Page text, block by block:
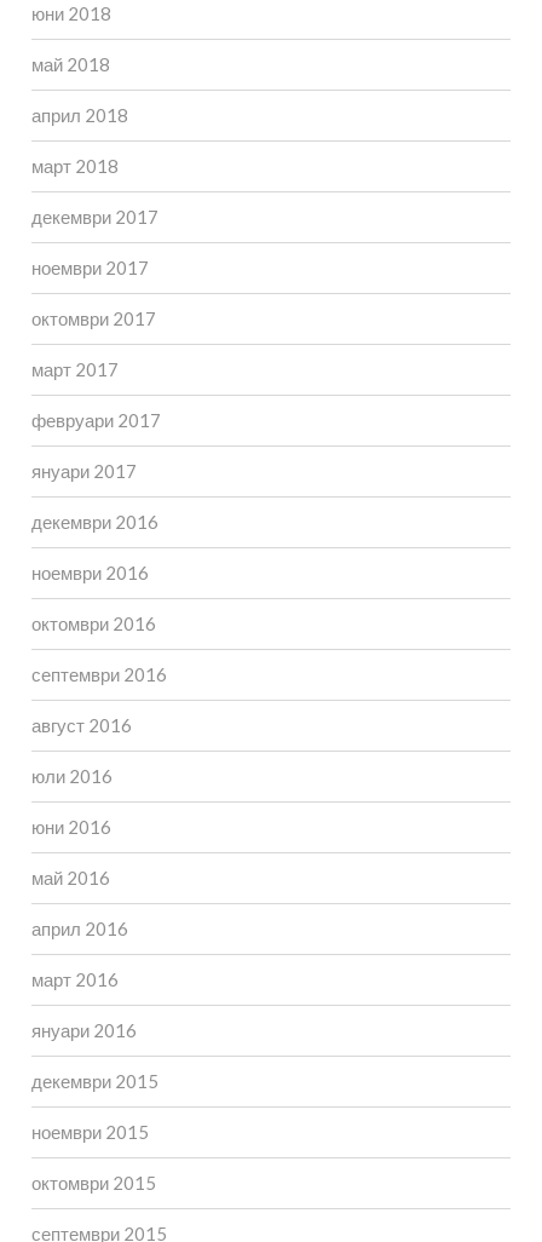
юни 2018
май 2018
април 2018
март 2018
декември 2017
ноември 2017
октомври 2017
март 2017
февруари 2017
януари 2017
декември 2016
ноември 2016
октомври 2016
септември 2016
август 2016
юли 2016
юни 2016
май 2016
април 2016
март 2016
януари 2016
декември 2015
ноември 2015
октомври 2015
септември 2015